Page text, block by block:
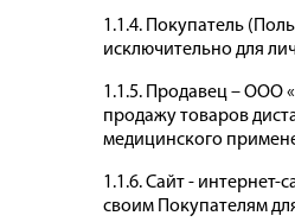
1.1.4. Покупатель
исключительно для
1.1.5. Продавец – ООО
продажу товаров
медицинского
1.1.6. Сайт -
своим Покупателям